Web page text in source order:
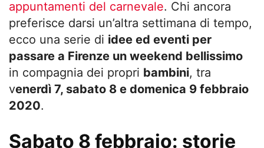
appuntamenti del carnevale. Chi ancora
preferisce darsi un’altra settimana di tempo,
ecco una serie di idee ed eventi per
passare a Firenze un weekend bellissimo
in compagnia dei propri bambini, tra
venerdì 7, sabato 8 e domenica 9 febbraio
2020.
Sabato 8 febbraio: storie